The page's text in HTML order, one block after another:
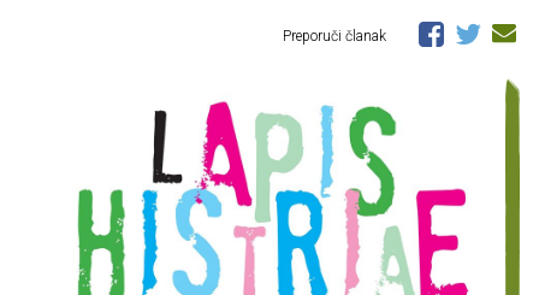
Preporuči članak